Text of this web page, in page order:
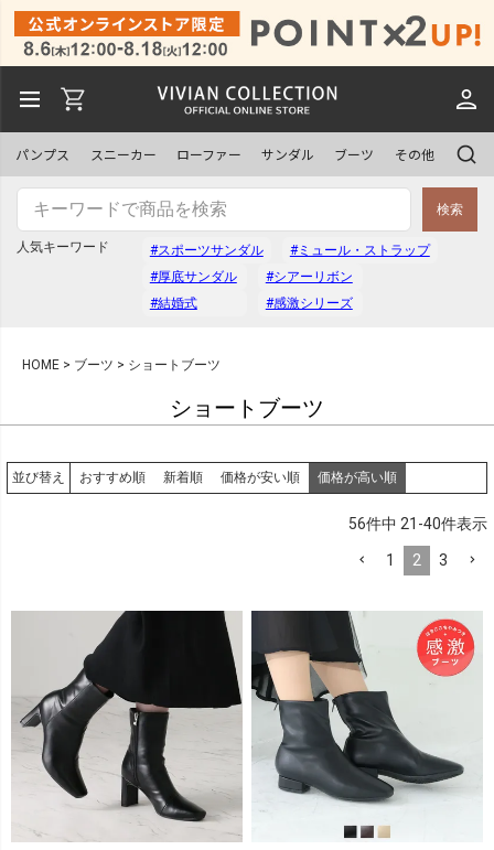
パンプス スニーカー ローファー サンダル ブーツ その他
検索
人気キーワード #スポーツサンダル
#ミュール・ストラップ
#厚底サンダル
#シアーリボン
#結婚式
#感激シリーズ
HOME ブーツ ショートブーツ
ショートブーツ
並び替え おすすめ順 新着順 価格が安い順 価格が高い順
56件中 21 -40件表示
1 2 3